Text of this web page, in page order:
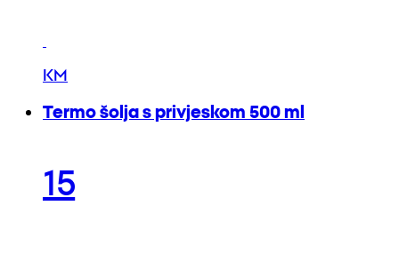
KM
Termo šolja s privjeskom 500 ml
15